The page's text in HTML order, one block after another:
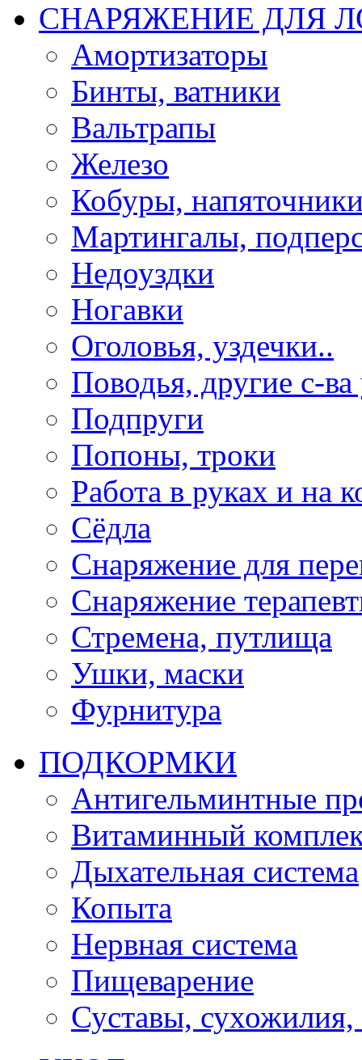
СНАРЯЖЕНИЕ ДЛЯ
Амортизаторы
Бинты, ватники
Вальтрапы
Железо
Кобуры,
Мартингалы,
Недоуздки
Ногавки
Оголовья, уздечки..
Поводья, другие с-
Подпруги
Попоны, троки
Работа в руках и на
Сёдла
Снаряжение для
Снаряжение
Стремена, путлища
Ушки, маски
Фурнитура
ПОДКОРМКИ
Антигельминтные
Витаминный
Дыхательная система
Копыта
Нервная система
Пищеварение
Суставы, сухожилия,